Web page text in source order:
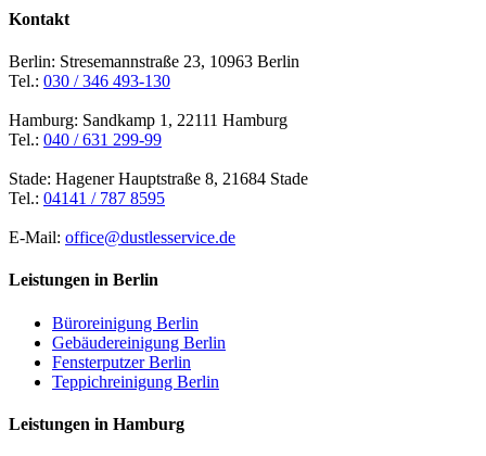
Kontakt
Berlin: Stresemannstraße 23, 10963 Berlin
Tel.: 030 / 346 493-130
Hamburg: Sandkamp 1, 22111 Hamburg
Tel.: 040 / 631 299-99
Stade: Hagener Hauptstraße 8, 21684 Stade
Tel.: 04141 / 787 8595
E-Mail: office@dustlesservice.de
Leistungen in Berlin
Büroreinigung Berlin
Gebäudereinigung Berlin
Fensterputzer Berlin
Teppichreinigung Berlin
Leistungen in Hamburg